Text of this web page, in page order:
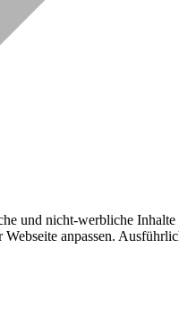
und nicht-werbliche
anpassen.